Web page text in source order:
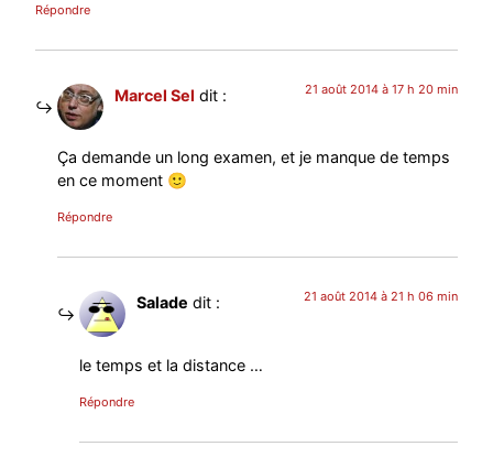
Répondre
Marcel Sel dit : 21 août 2014 à 17 h 20 min
Ça demande un long examen, et je manque de temps
en ce moment 🙂
Répondre
Salade dit : 21 août 2014 à 21 h 06 min
le temps et la distance …
Répondre